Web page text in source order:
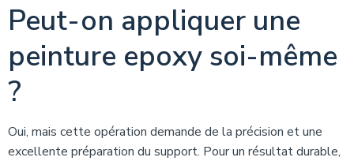
Peut-on appliquer une
peinture epoxy soi-même
?
Oui, mais cette opération demande de la précision et une
excellente préparation du support. Pour un résultat durable,